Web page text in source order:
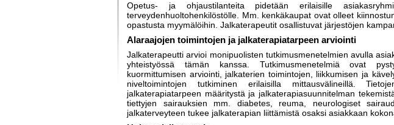
Opetus- ja ohjaustilanteita pidetään erilaisille
terveydenhuoltohenkilöstölle. Mm. kenkäkaupat ovat olleet
opastusta myymälöihin. Jalkaterapeutit osallistuvat järjestöjen
Alaraajojen toimintojen ja jalkaterapiatarpeen arviointi
Jalkaterapeutti arvioi monipuolisten tutkimusmenetelmien avulla
yhteistyössä tämän kanssa. Tutkimusmenetelmiä ovat
kuormittumisen arviointi, jalkaterien toimintojen, liikkumisen ja
niveltoimintojen tutkiminen erilaisilla mittausvälineillä.
jalkaterapiatarpeen määritystä ja jalkaterapiasuunnitelman
tiettyjen sairauksien mm. diabetes, reuma, neurologiset
jalkaterveyteen tukee jalkaterapian liittämistä osaksi asiakkaan